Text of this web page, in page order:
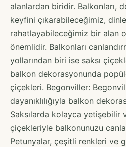
alanlardan biridir. Balkonları,
keyfini çıkarabileceğimiz,
rahatlayabileceğimiz bir alan
önemlidir. Balkonları
yollarından biri ise saksı
balkon dekorasyonunda
çiçekleri. Begonviller:
dayanıklılığıyla balkon
Saksılarda kolayca yetişebilir
çiçekleriyle balkonunuzu
Petunyalar, çeşitli renkleri ve